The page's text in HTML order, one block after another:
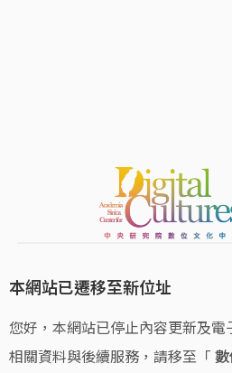
本網站已遷移至新位址
您好，本網站已停止內容更新及電
相關資料與後續服務，請移至「